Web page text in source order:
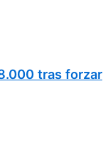
tras forzar